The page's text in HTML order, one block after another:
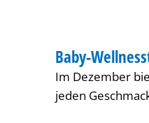
KATEGORIE:
Baby-
Im Dezember
jeden